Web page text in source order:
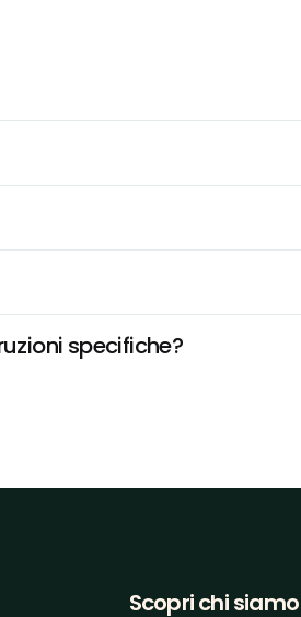
specifiche?
Scopri chi siamo